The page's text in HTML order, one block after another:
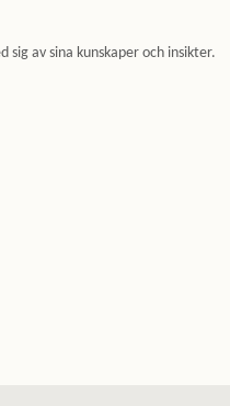
sig av sina kunskaper och insikter.